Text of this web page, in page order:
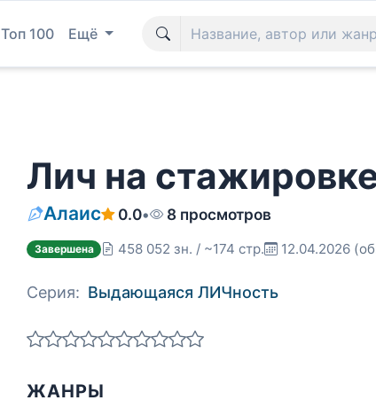
Топ 100 Ещё
Лич на
Алаис 0.0• 8 просмотров
Завершена 458 052 зн. / ~174 стр. 12.04.2026
Серия: Выдающаяся ЛИЧность
ЖАНРЫ